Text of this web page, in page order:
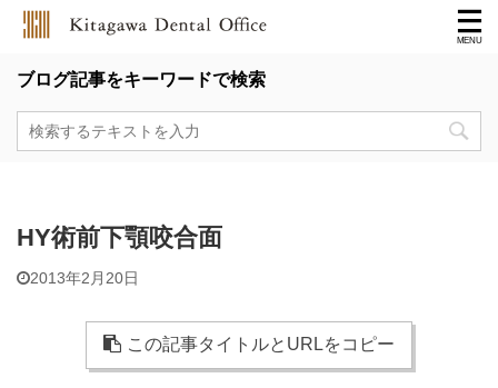
ブログ記事をキーワードで検索
HY術前下顎咬合面
2013年2月20日
この記事タイトルとURLをコピー